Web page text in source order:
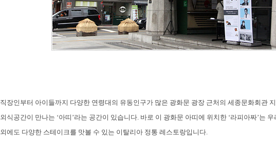
직장인부터 아이들까지 다양한 연령대의 유동인구가 많은 광화문 광장 근처의 세종문화회관
외식공간이 만나는 ‘아띠’라는 공간이 있습니다. 바로 이 광화문 아띠에 위치한 ‘라피아짜’는
외에도 다양한 스테이크를 맛볼 수 있는 이탈리아 정통 레스토랑입니다.